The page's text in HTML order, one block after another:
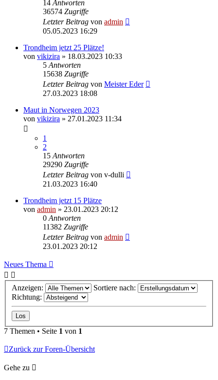
14 Antworten
36574 Zugriffe
Letzter Beitrag von admin
05.05.2023 16:29
Trondheim jetzt 25 Plätze!
von vikizira » 18.03.2023 10:33
5 Antworten
15638 Zugriffe
Letzter Beitrag von Meister Eder
27.03.2023 18:08
Maut in Norwegen 2023
von vikizira » 27.01.2023 11:34
1
2
15 Antworten
29290 Zugriffe
Letzter Beitrag von v-dulli
21.03.2023 16:40
Trondheim jetzt 15 Plätze
von admin » 23.01.2023 20:12
0 Antworten
11382 Zugriffe
Letzter Beitrag von admin
23.01.2023 20:12
Neues Thema
Anzeigen:
Sortiere nach:
Richtung:
7 Themen • Seite 1 von 1
Zurück zur Foren-Übersicht
Gehe zu